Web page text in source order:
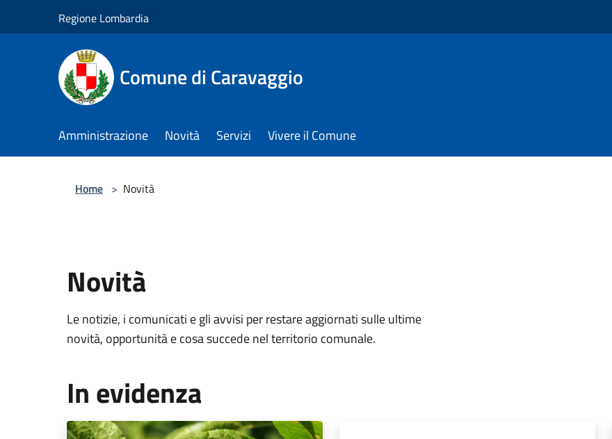
Regione Lombardia
Comune di Caravaggio
Amministrazione Novità Servizi Vivere il Comune
Home > Novità
Novità
Le notizie, i comunicati e gli avvisi per restare aggiornati sulle ultime
novità, opportunità e cosa succede nel territorio comunale.
In evidenza